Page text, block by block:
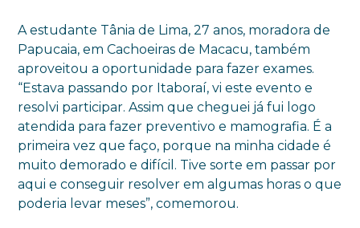
A estudante Tânia de Lima, 27 anos, moradora de
Papucaia, em Cachoeiras de Macacu, também
aproveitou a oportunidade para fazer exames.
“Estava passando por Itaboraí, vi este evento e
resolvi participar. Assim que cheguei já fui logo
atendida para fazer preventivo e mamografia. É a
primeira vez que faço, porque na minha cidade é
muito demorado e difícil. Tive sorte em passar por
aqui e conseguir resolver em algumas horas o que
poderia levar meses”, comemorou.